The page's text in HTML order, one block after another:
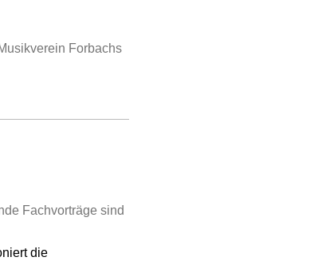
Forbachs
Fachvorträge sind
die